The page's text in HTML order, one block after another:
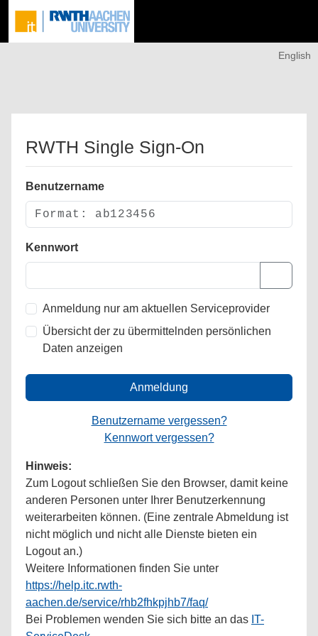
English
RWTH Single Sign-On
Benutzername
Kennwort
Anmeldung nur am aktuellen Serviceprovider
Übersicht der zu übermittelnden persönlichen
Daten anzeigen
Anmeldung
Benutzername vergessen?
Kennwort vergessen?
Hinweis:
Zum Logout schließen Sie den Browser, damit keine
anderen Personen unter Ihrer Benutzerkennung
weiterarbeiten können. (Eine zentrale Abmeldung ist
nicht möglich und nicht alle Dienste bieten ein
Logout an.)
Weitere Informationen finden Sie unter
https://help.itc.rwth-
aachen.de/service/rhb2fhkpjhb7/faq/
Bei Problemen wenden Sie sich bitte an das IT-